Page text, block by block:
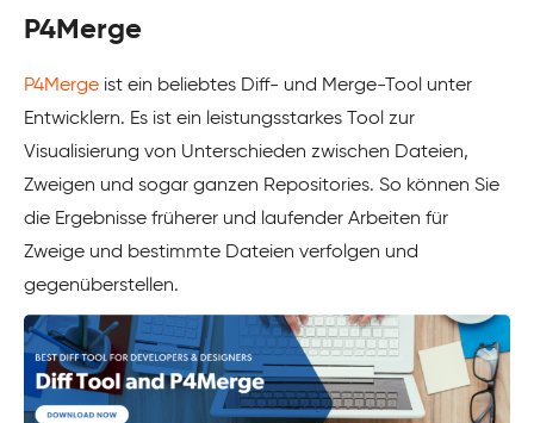
P4Merge
P4Merge ist ein beliebtes Diff- und Merge-Tool unter
Entwicklern. Es ist ein leistungsstarkes Tool zur
Visualisierung von Unterschieden zwischen Dateien,
Zweigen und sogar ganzen Repositories. So können Sie
die Ergebnisse früherer und laufender Arbeiten für
Zweige und bestimmte Dateien verfolgen und
gegenüberstellen.